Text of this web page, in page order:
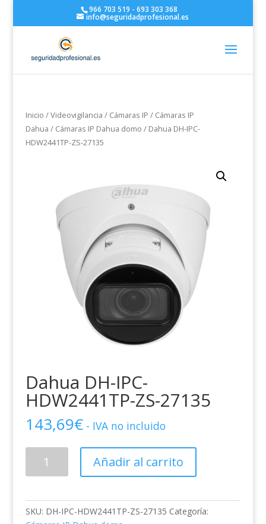
966 703 519 - 693 303 368
info@seguridadprofesional.es
Inicio /Videovigilancia / Cámaras IP / Cámaras IP
Dahua / Cámaras IP Dahua domo / Dahua DH-IPC-
HDW2441TP-ZS-27135
Dahua DH-IPC-
HDW2441TP-ZS-27135
143,69€ - IVA no incluido
ZS-
Añadir al carrito
SKU: DH-IPC-HDW2441TP-ZS-27135 Categoría: